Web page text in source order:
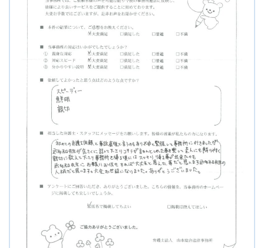
詳しくはこちら